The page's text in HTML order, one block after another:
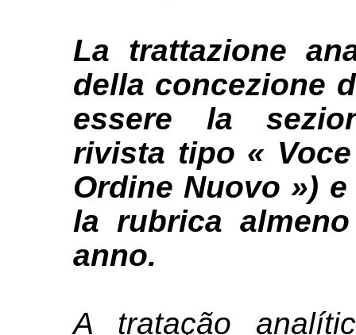
La trattazione
della concezione
essere la
rivista tipo «
Ordine Nuovo »)
la rubrica
anno.
A tratação